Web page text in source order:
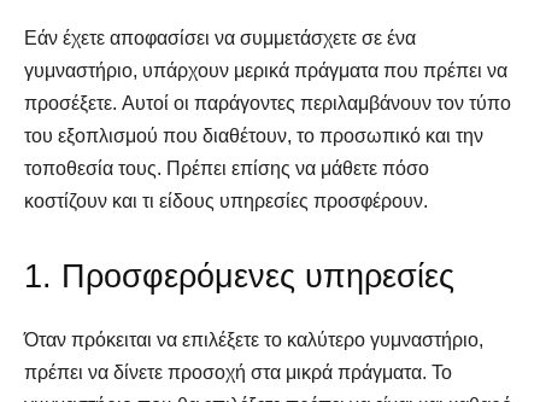
Εάν έχετε αποφασίσει να συμμετάσχετε σε ένα
γυμναστήριο, υπάρχουν μερικά πράγματα που πρέπει να
προσέξετε. Αυτοί οι παράγοντες περιλαμβάνουν τον τύπο
του εξοπλισμού που διαθέτουν, το προσωπικό και την
τοποθεσία τους. Πρέπει επίσης να μάθετε πόσο
κοστίζουν και τι είδους υπηρεσίες προσφέρουν.
1. Προσφερόμενες υπηρεσίες
Όταν πρόκειται να επιλέξετε το καλύτερο γυμναστήριο,
πρέπει να δίνετε προσοχή στα μικρά πράγματα. Το